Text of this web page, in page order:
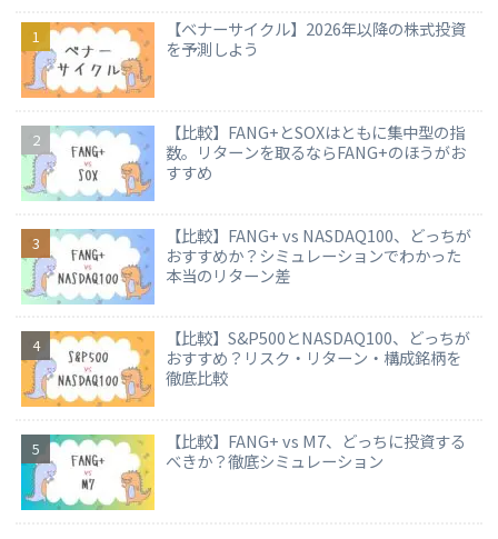
【ベナーサイクル】2026年以降の株式投資
を予測しよう
【比較】FANG+とSOXはともに集中型の指
数。リターンを取るならFANG+のほうがお
すすめ
【比較】FANG+ vs NASDAQ100、どっちが
おすすめか？シミュレーションでわかった
本当のリターン差
【比較】S&P500とNASDAQ100、どっちが
おすすめ？リスク・リターン・構成銘柄を
徹底比較
【比較】FANG+ vs M7、どっちに投資する
べきか？徹底シミュレーション